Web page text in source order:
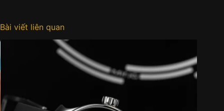
Bài viết liên quan